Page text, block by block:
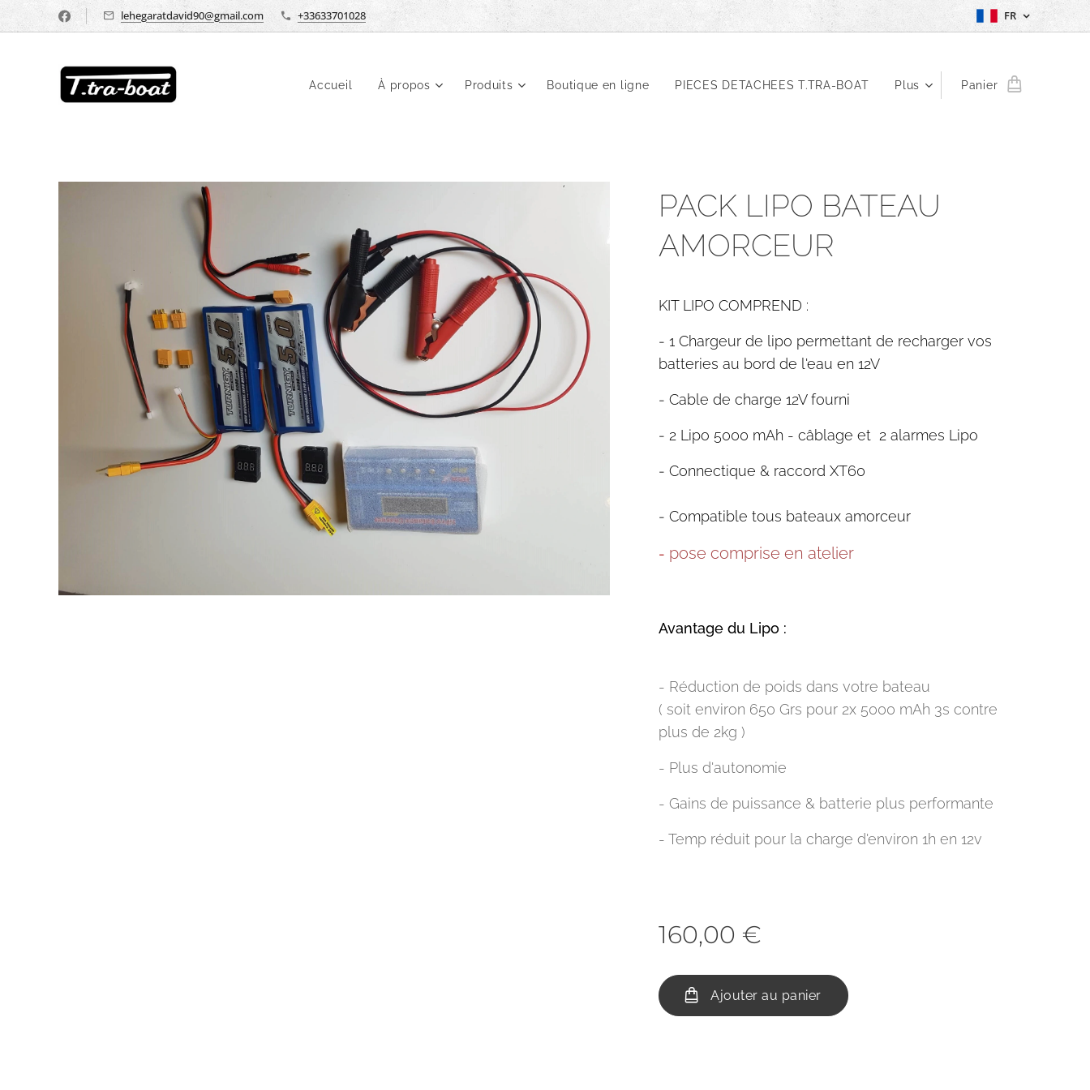
lehegaratdavid90@gmail.com +33633701028 FR
Accueil À propos Produits Boutique en ligne PIECES DETACHEES T.TRA-BOAT Plus Panier
PACK LIPO BATEAU
AMORCEUR
KIT LIPO COMPREND :
- 1 Chargeur de lipo permettant de recharger vos
batteries au bord de l'eau en 12V
- Cable de charge 12V fourni
- 2 Lipo 5000 mAh - câblage et 2 alarmes Lipo
- Connectique & raccord XT60
- Compatible tous bateaux amorceur
- pose comprise en atelier
Avantage du Lipo :
- Réduction de poids dans votre bateau
( soit environ 650 Grs pour 2x 5000 mAh 3s contre
plus de 2kg )
- Plus d'autonomie
- Gains de puissance & batterie plus performante
- Temp réduit pour la charge d'environ 1h en 12v
160,00 €
Ajouter au panier